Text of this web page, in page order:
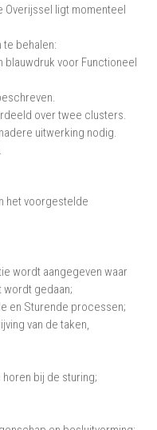
ligt momenteel
behalen:
blauwdruk voor Functioneel
over twee clusters.
uitwerking nodig.
het voorgestelde
wordt aangegeven waar
wordt gedaan;
en Sturende processen;
van de taken,
bij de sturing;